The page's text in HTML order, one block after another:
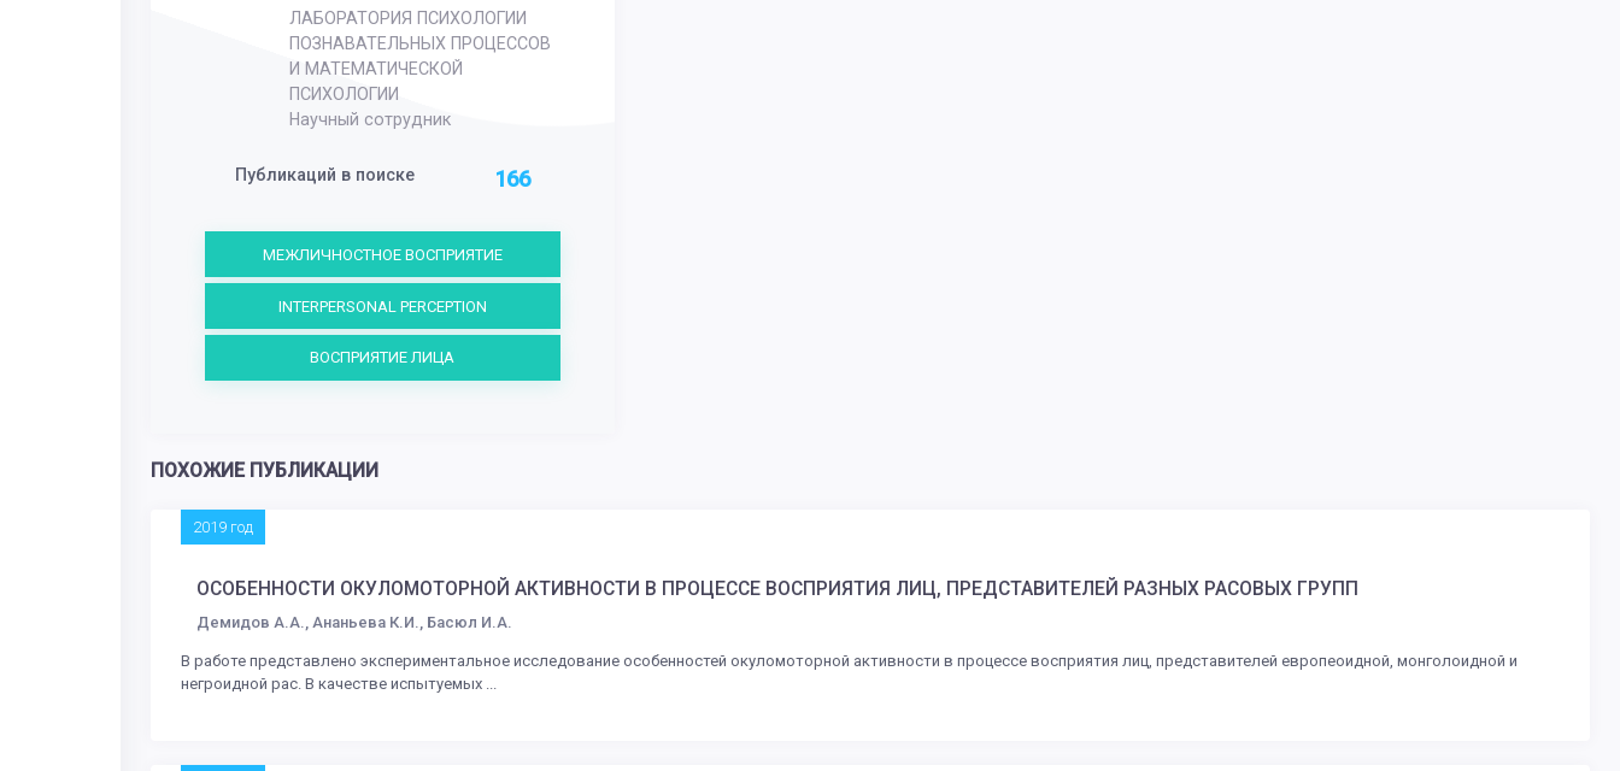
ЛАБОРАТОРИЯ ПСИХОЛОГИИ
ПОЗНАВАТЕЛЬНЫХ ПРОЦЕССОВ
И МАТЕМАТИЧЕСКОЙ
ПСИХОЛОГИИ
Научный сотрудник
Публикаций в поиске 166
МЕЖЛИЧНОСТНОЕ ВОСПРИЯТИЕ
INTERPERSONAL PERCEPTION
ВОСПРИЯТИЕ ЛИЦА
ПОХОЖИЕ ПУБЛИКАЦИИ
2019 год
ОСОБЕННОСТИ ОКУЛОМОТОРНОЙ АКТИВНОСТИ В ПРОЦЕССЕ ВОСПРИЯТИЯ ЛИЦ, ПРЕДСТАВИТЕЛЕЙ РАЗНЫХ РАСОВЫХ ГРУПП
Демидов А.А., Ананьева К.И., Басюл И.А.
В работе представлено экспериментальное исследование особенностей окуломоторной активности в процессе восприятия лиц, представителей европеоидной, монголоидной и
негроидной рас. В качестве испытуемых ...